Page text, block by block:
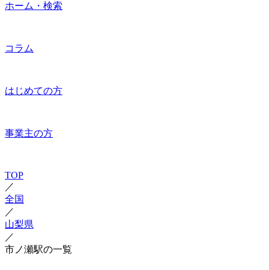
ホーム・検索
コラム
はじめての方
事業主の方
TOP
／
全国
／
山梨県
／
市ノ瀬駅の一覧